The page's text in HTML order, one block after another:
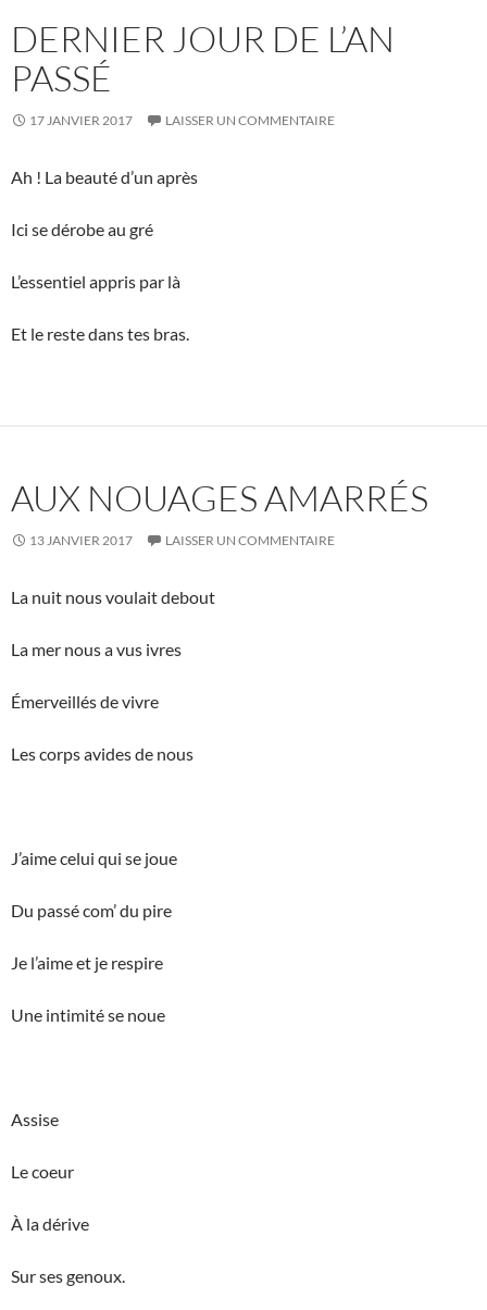
DERNIER JOUR DE L’AN
PASSÉ
17 JANVIER 2017 LAISSER UN COMMENTAIRE
Ah ! La beauté d’un après
Ici se dérobe au gré
L’essentiel appris par là
Et le reste dans tes bras.
AUX NOUAGES AMARRÉS
13 JANVIER 2017 LAISSER UN COMMENTAIRE
La nuit nous voulait debout
La mer nous a vus ivres
Émerveillés de vivre
Les corps avides de nous
J’aime celui qui se joue
Du passé com’ du pire
Je l’aime et je respire
Une intimité se noue
Assise
Le coeur
À la dérive
Sur ses genoux.